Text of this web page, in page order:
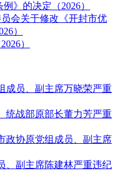
》的决定（2026）
会关于修改《开封市优
）
）
成员、副主席万晓荣严重
统战部原部长董力芳严重
政协原党组成员、副主席
、副主席陈建林严重违纪